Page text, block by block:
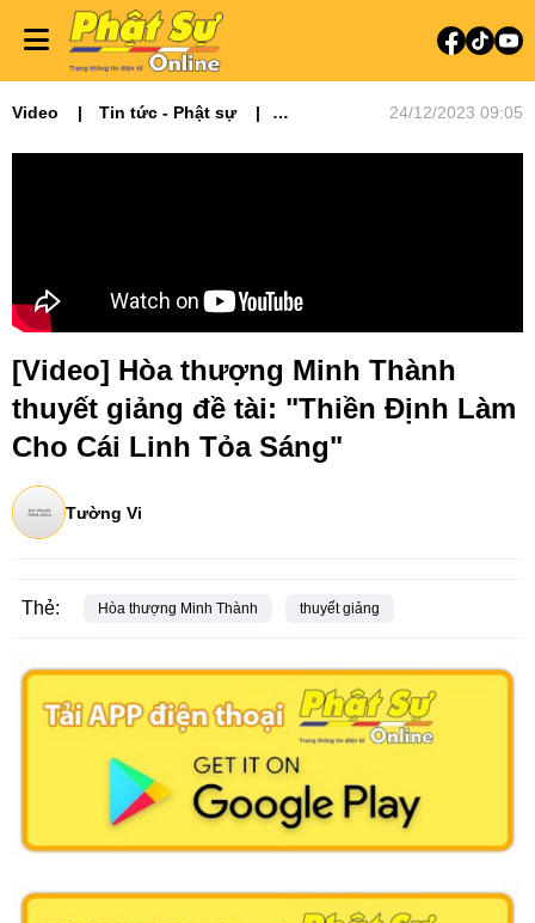
Video
Tin tức - Phật sự
24/12/2023 09:05
[Video] Hòa thượng Minh Thành
thuyết giảng đề tài: "Thiền Định Làm
Cho Cái Linh Tỏa Sáng"
Tường Vi
Thẻ: Hòa thượng Minh Thành thuyết giảng